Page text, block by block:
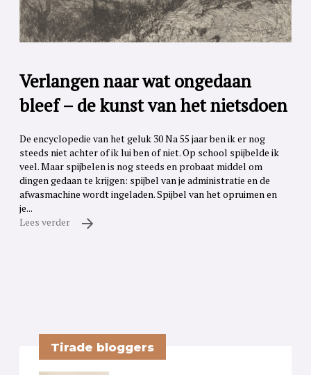
Verlangen naar wat ongedaan
bleef – de kunst van het nietsdoen
De encyclopedie van het geluk 30 Na 55 jaar ben ik er nog
steeds niet achter of ik lui ben of niet. Op school spijbelde ik
veel. Maar spijbelen is nog steeds en probaat middel om
dingen gedaan te krijgen: spijbel van je administratie en de
afwasmachine wordt ingeladen. Spijbel van het opruimen en
je...
Lees verder
Tirade bloggers